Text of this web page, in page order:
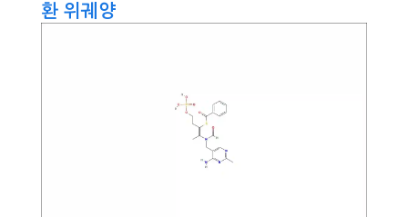
환 위궤양